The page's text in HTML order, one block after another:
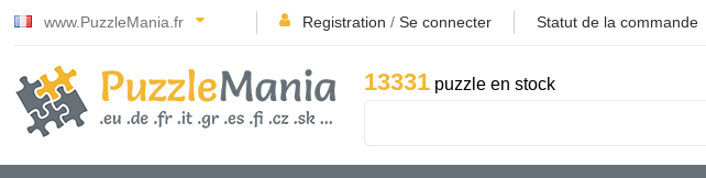
www.PuzzleMania.fr Registration / Se connecter Statut de la commande
13331 puzzle en stock